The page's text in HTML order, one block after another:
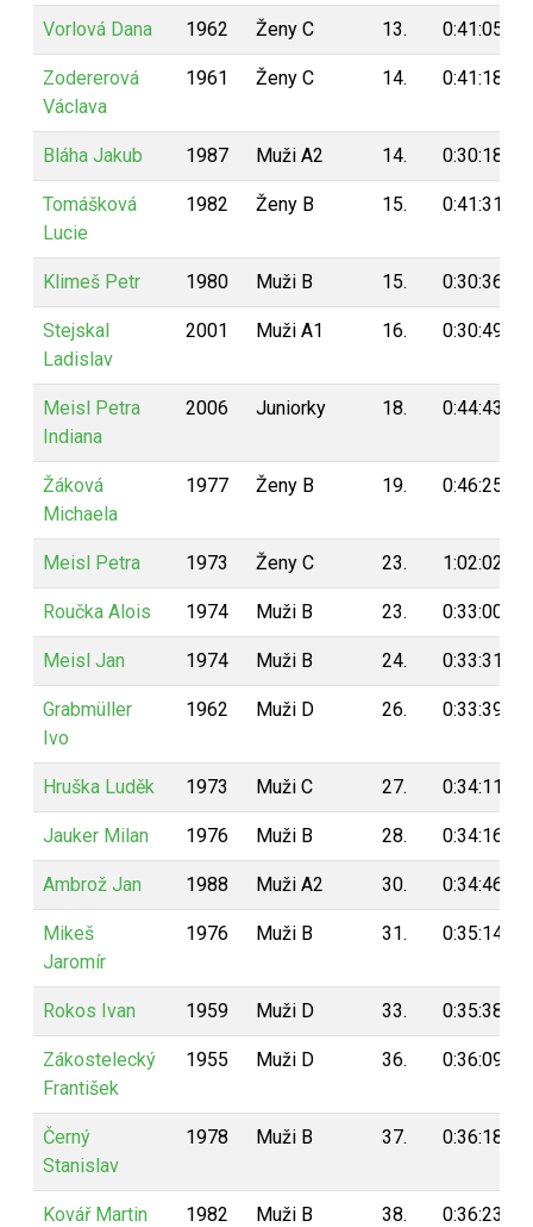
Vorlová Dana 1962 Ženy C 13. 0:41:05
Zodererová
Václava
1961 Ženy C 14. 0:41:18
Bláha Jakub 1987 Muži A2 14. 0:30:18
Tomášková
Lucie
1982 Ženy B 15. 0:41:31
Klimeš Petr 1980 Muži B 15. 0:30:36
Stejskal
Ladislav
2001 Muži A1 16. 0:30:49
Meisl Petra
Indiana
2006 Juniorky 18. 0:44:43
Žáková
Michaela
1977 Ženy B 19. 0:46:25
Meisl Petra 1973 Ženy C 23. 1:02:02
Roučka Alois 1974 Muži B 23. 0:33:00
Meisl Jan 1974 Muži B 24. 0:33:31
Grabmüller
Ivo
1962 Muži D 26. 0:33:39
Hruška Luděk 1973 Muži C 27. 0:34:11
Jauker Milan 1976 Muži B 28. 0:34:16
Ambrož Jan 1988 Muži A2 30. 0:34:46
Mikeš
Jaromír
1976 Muži B 31. 0:35:14
Rokos Ivan 1959 Muži D 33. 0:35:38
Zákostelecký
František
1955 Muži D 36. 0:36:09
Černý
Stanislav
1978 Muži B 37. 0:36:18
Kovář Martin 1982 Muži B 38. 0:36:23